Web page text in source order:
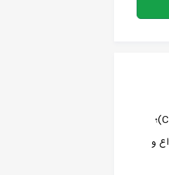
شیر یک‌طرفه (Check Valve)؛
و